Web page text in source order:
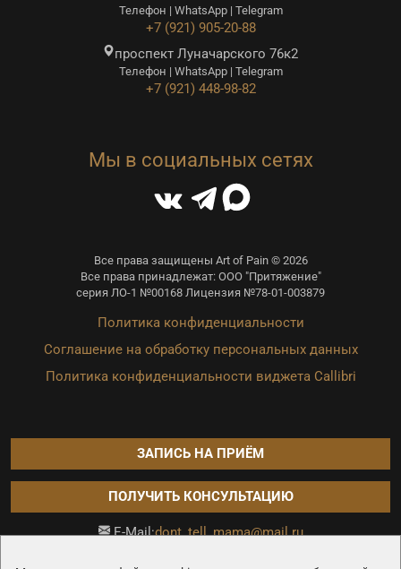
Телефон | WhatsApp | Telegram
+7 (921) 905-20-88
проспект Луначарского 76к2
Телефон | WhatsApp | Telegram
+7 (921) 448-98-82
Мы в социальных сетях
Все права защищены Art of Pain © 2026
Все права принадлежат: ООО "Притяжение"
серия ЛО-1 №00168 Лицензия №78-01-003879
Политика конфиденциальности
Соглашение на обработку персональных данных
Политика конфиденциальности виджета Callibri
ЗАПИСЬ НА ПРИЁМ
ПОЛУЧИТЬ КОНСУЛЬТАЦИЮ
E-Mail:dont_tell_mama@mail.ru